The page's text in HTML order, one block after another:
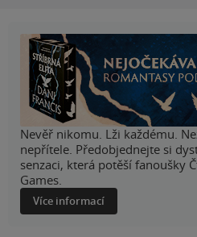
Nevěř nikomu. Lži každému.
nepřítele. Předobjednejte si
senzaci, která potěší fanoušky
Games.
Více informací